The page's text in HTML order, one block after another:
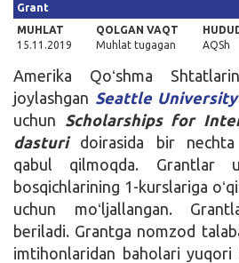
Grant
MUHLAT
15.11.2019
QOLGAN VAQT
Muhlat tugagan
AQSh
Amerika Qoʻshma
joylashgan Seattle University
uchun Scholarships for
dasturi doirasida bir
qabul qilmoqda. Grantlar
bosqichlarining 1-kurslariga
uchun moʻljallangan.
beriladi. Grantga nomzod
imtihonlaridan baholari yuqori